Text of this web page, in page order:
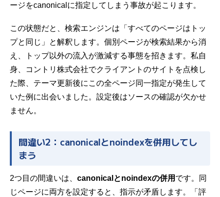
ージをcanonicalに指定してしまう事故が起こります。
この状態だと、検索エンジンは「すべてのページはトッ
プと同じ」と解釈します。個別ページが検索結果から消
え、トップ以外の流入が激減する事態を招きます。私自
身、コントリ株式会社でクライアントのサイトを点検し
た際、テーマ更新後にこの全ページ同一指定が発生して
いた例に出会いました。設定後はソースの確認が欠かせ
ません。
間違い2：canonicalとnoindexを併用してし
まう
2つ目の間違いは、 canonicalとnoindexの併用 です。同
じページに両方を設定すると、指示が矛盾します。「評